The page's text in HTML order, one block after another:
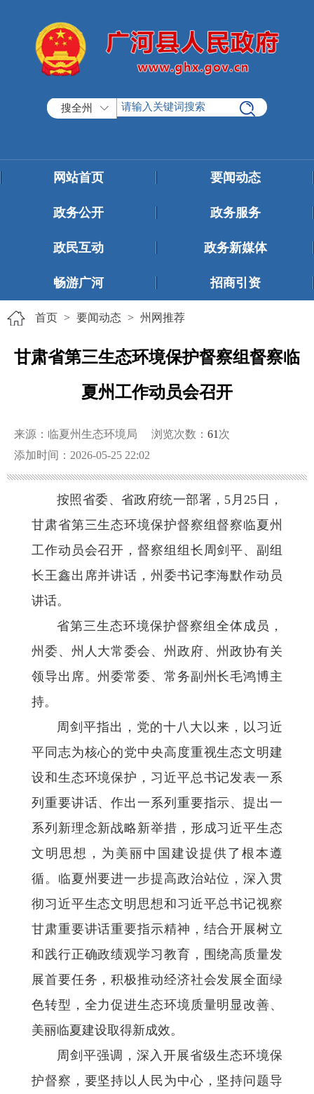
搜全州
网站首页 要闻动态
政务公开 政务服务
政民互动 政务新媒体
畅游广河 招商引资
首页 > 要闻动态 > 州网推荐
甘肃省第三生态环境保护督察组督察临
夏州工作动员会召开
来源：临夏州生态环境局 浏览次数： 61 次
添加时间：2026-05-25 22:02
按照省委、省政府统一部署，5月25日，
甘肃省第三生态环境保护督察组督察临夏州
工作动员会召开，督察组组长周剑平、副组
长王鑫出席并讲话，州委书记李海默作动员
讲话。
省第三生态环境保护督察组全体成员，
州委、州人大常委会、州政府、州政协有关
领导出席。州委常委、常务副州长毛鸿博主
持。
周剑平指出，党的十八大以来，以习近
平同志为核心的党中央高度重视生态文明建
设和生态环境保护，习近平总书记发表一系
列重要讲话、作出一系列重要指示、提出一
系列新理念新战略新举措，形成习近平生态
文明思想，为美丽中国建设提供了根本遵
循。临夏州要进一步提高政治站位，深入贯
彻习近平生态文明思想和习近平总书记视察
甘肃重要讲话重要指示精神，结合开展树立
和践行正确政绩观学习教育，围绕高质量发
展首要任务，积极推动经济社会发展全面绿
色转型，全力促进生态环境质量明显改善、
美丽临夏建设取得新成效。
周剑平强调，深入开展省级生态环境保
护督察，要坚持以人民为中心，坚持问题导